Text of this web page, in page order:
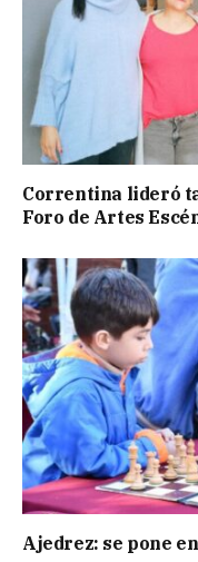
Correntina lideró
Foro de Artes
Ajedrez: se pone